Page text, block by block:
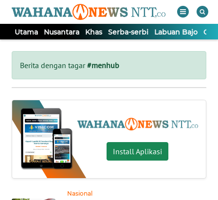
Utama Nusantara Khas Serba-serbi Labuan Bajo
Berita dengan tagar#menhub
Install Aplikasi
Nasional
Tutup
UTAMA
NUSANTARA
KHAS
SERBA-
SERBI